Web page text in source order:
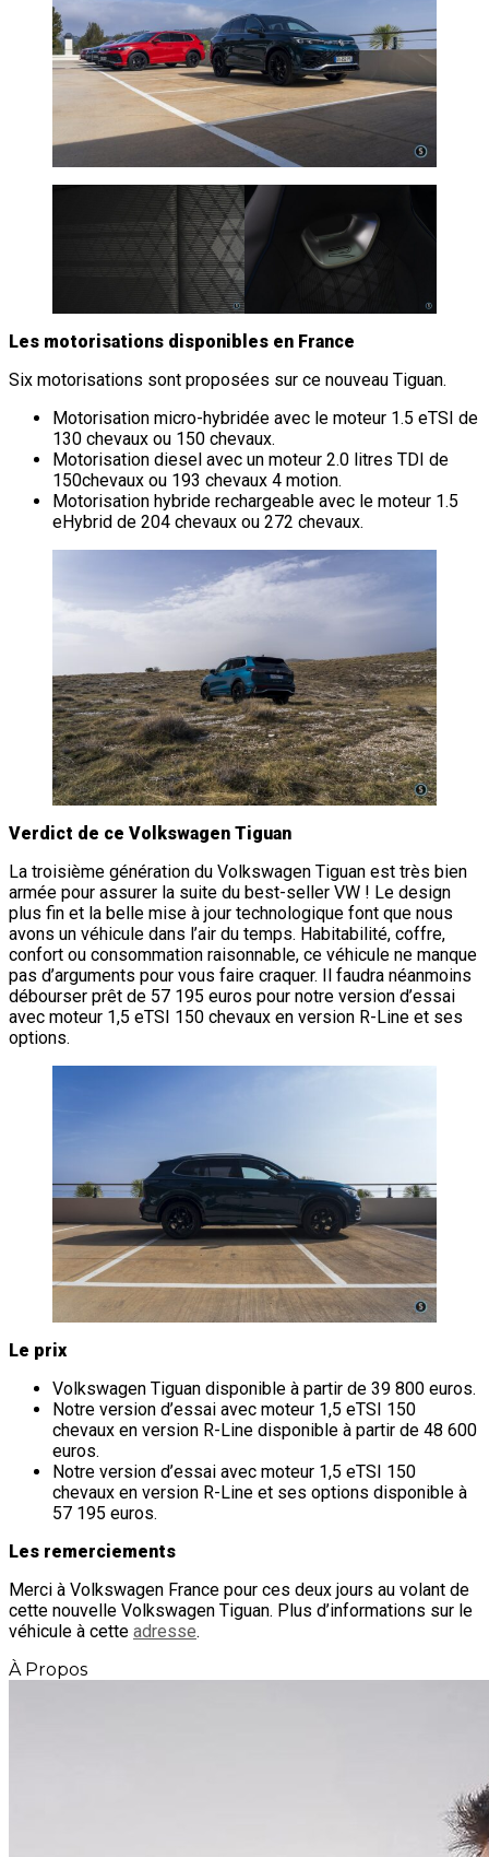
Les motorisations disponibles en France
Six motorisations sont proposées sur ce nouveau Tiguan.
Motorisation micro-hybridée avec le moteur 1.5 eTSI de
130 chevaux ou 150 chevaux.
Motorisation diesel avec un moteur 2.0 litres TDI de
150chevaux ou 193 chevaux 4 motion.
Motorisation hybride rechargeable avec le moteur 1.5
eHybrid de 204 chevaux ou 272 chevaux.
Verdict de ce Volkswagen Tiguan
La troisième génération du Volkswagen Tiguan est très bien
armée pour assurer la suite du best-seller VW ! Le design
plus fin et la belle mise à jour technologique font que nous
avons un véhicule dans l’air du temps. Habitabilité, coffre,
confort ou consommation raisonnable, ce véhicule ne manque
pas d’arguments pour vous faire craquer. Il faudra néanmoins
débourser prêt de 57 195 euros pour notre version d’essai
avec moteur 1,5 eTSI 150 chevaux en version R-Line et ses
options.
Le prix
Volkswagen Tiguan disponible à partir de 39 800 euros.
Notre version d’essai avec moteur 1,5 eTSI 150
chevaux en version R-Line disponible à partir de 48 600
euros.
Notre version d’essai avec moteur 1,5 eTSI 150
chevaux en version R-Line et ses options disponible à
57 195 euros.
Les remerciements
Merci à Volkswagen France pour ces deux jours au volant de
cette nouvelle Volkswagen Tiguan. Plus d’informations sur le
véhicule à cette adresse.
À Propos